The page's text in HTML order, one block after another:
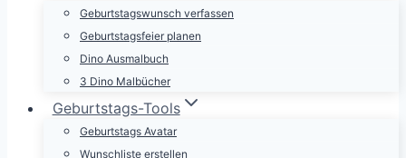
Geburtstagswunsch verfassen
Geburtstagsfeier planen
Dino Ausmalbuch
3 Dino Malbücher
Geburtstags-Tools
Geburtstags Avatar
Wunschliste erstellen